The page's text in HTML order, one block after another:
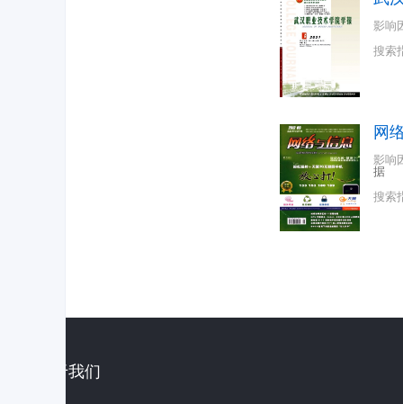
影响
搜索
网
影响
据
搜索
关于我们